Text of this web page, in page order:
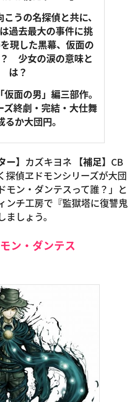
うの名探偵と共に、
過去最大の事件に挑
現した黒幕、仮面の
少女の涙の意味と
は？
面の男」編三部作。
ズ終劇・完結・大仕舞
るか大団円。
ー】 カズキヨネ 【補足】 CB
探偵ヱドモンシリーズが大団
ン・ダンテスって誰？」と
ンチ工房で『監獄塔に復讐鬼
しょう。
ン・ダンテス